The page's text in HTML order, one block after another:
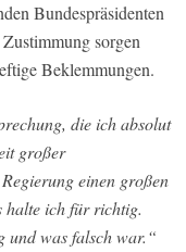
Bundespräsidenten
sorgen
Beklemmungen.
die ich absolut
großer
einen großen
halte ich für richtig.
und was falsch war.“